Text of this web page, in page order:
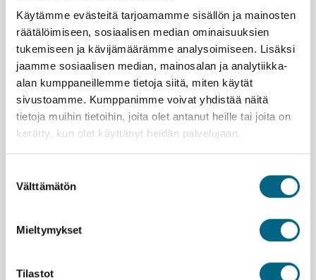
Käytämme evästeitä tarjoamamme sisällön ja mainosten
räätälöimiseen, sosiaalisen median ominaisuuksien
tukemiseen ja kävijämäärämme analysoimiseen. Lisäksi
jaamme sosiaalisen median, mainosalan ja analytiikka-
alan kumppaneillemme tietoja siitä, miten käytät
sivustoamme. Kumppanimme voivat yhdistää näitä
tietoja muihin tietoihin, joita olet antanut heille tai joita on
kerätty, kun olet käyttänyt heidän palvelujaan.
valinta
Välttämätön
Mieltymykset
Tilastot
Yhteystiedot
Meidän tarina
Arvomaailma